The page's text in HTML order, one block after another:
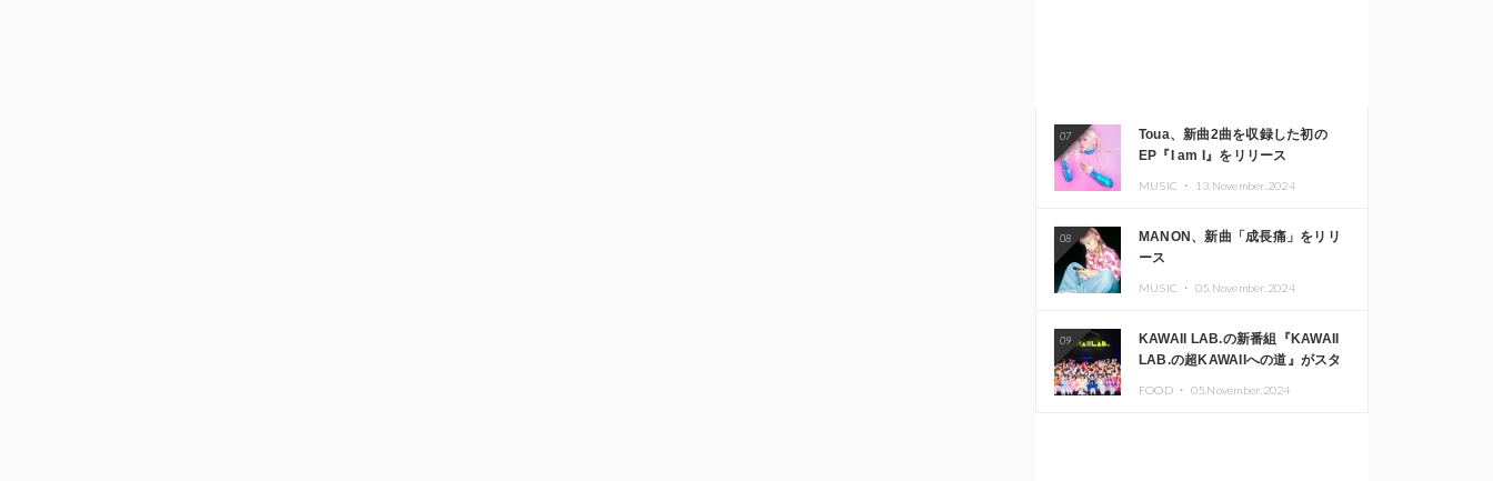
07
Toua、新曲2曲を収録した初の
EP『I am I』をリリース
MUSIC ・ 13.November.2024
08
MANON、新曲「成長痛」をリリ
ース
MUSIC ・ 05.November.2024
09
KAWAII LAB.の新番組『KAWAII
LAB.の超KAWAIIへの道』がスタ
FOOD ・ 05.November.2024